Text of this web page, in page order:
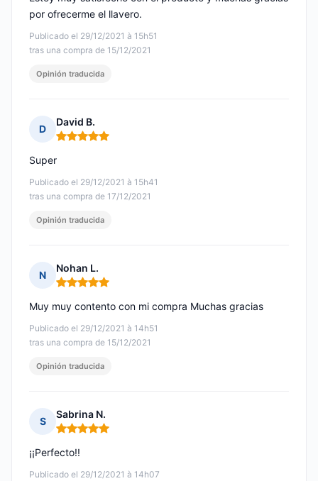
Publicado el 29/12/2021 à 15h51
tras una compra de 15/12/2021
por ofrecerme el llavero.
Opinión traducida
D
David B.
Nota: 5 de 5
Publicado el 29/12/2021 à 15h41
tras una compra de 17/12/2021
Super
Opinión traducida
N
Nohan L.
Nota: 5 de 5
Publicado el 29/12/2021 à 14h51
tras una compra de 15/12/2021
Muy muy contento con mi compra Muchas gracias
Opinión traducida
S
Sabrina N.
Nota: 5 de 5
Publicado el 29/12/2021 à 14h07
¡¡Perfecto!!